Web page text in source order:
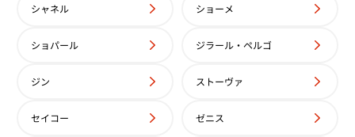
シャネル ショーメ
ショパール ジラール・ペルゴ
ジン ストーヴァ
セイコー ゼニス